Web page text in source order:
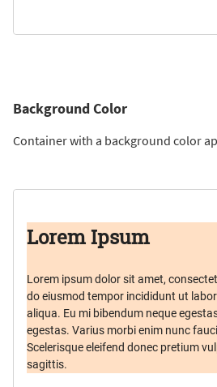
Background Color
Container with a background color
Lorem Ipsum
Lorem ipsum dolor sit amet,
do eiusmod tempor incididunt ut
aliqua. Eu mi bibendum neque
egestas. Varius morbi enim nunc
Scelerisque eleifend donec pretium
sagittis.